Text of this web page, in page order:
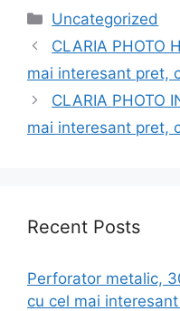
Categories
Uncategorized
CLARIA PHOTO
mai interesant pret,
CLARIA PHOTO
mai interesant pret,
Recent Posts
Perforator metalic,
cu cel mai